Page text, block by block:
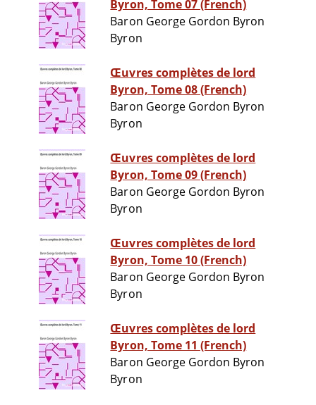
Byron, Tome 07 (French)
Baron George Gordon Byron
Byron
Œuvres complètes de lord
Byron, Tome 08 (French)
Baron George Gordon Byron
Byron
Œuvres complètes de lord
Byron, Tome 09 (French)
Baron George Gordon Byron
Byron
Œuvres complètes de lord
Byron, Tome 10 (French)
Baron George Gordon Byron
Byron
Œuvres complètes de lord
Byron, Tome 11 (French)
Baron George Gordon Byron
Byron